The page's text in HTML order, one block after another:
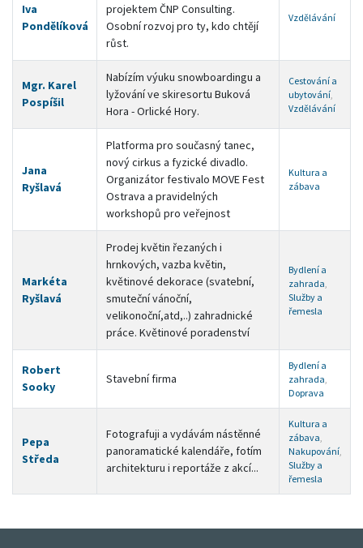
Iva
Pondělíková
projektem ČNP Consulting.
Osobní rozvoj pro ty, kdo chtějí
růst.
Vzdělávání
Mgr. Karel
Pospíšil
Nabízím výuku snowboardingu a
lyžování ve skiresortu Buková
Hora - Orlické Hory.
Cestování a
ubytování,
Vzdělávání
Jana
Ryšlavá
Platforma pro současný tanec,
nový cirkus a fyzické divadlo.
Organizátor festivalo MOVE Fest
Ostrava a pravidelných
workshopů pro veřejnost
Kultura a
zábava
Markéta
Ryšlavá
Prodej květin řezaných i
hrnkových, vazba květin,
květinové dekorace (svatební,
smuteční vánoční,
velikonoční,atd,..) zahradnické
práce. Květinové poradenství
Bydlení a
zahrada,
Služby a
řemesla
Robert
Sooky
Stavební firma
Bydlení a
zahrada,
Doprava
Pepa
Středa
Fotografuji a vydávám nástěnné
panoramatické kalendáře, fotím
architekturu i reportáže z akcí...
Kultura a
zábava,
Nakupování,
Služby a
řemesla